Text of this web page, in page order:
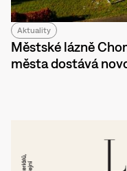
Aktuality
Městské lázně
města dostává